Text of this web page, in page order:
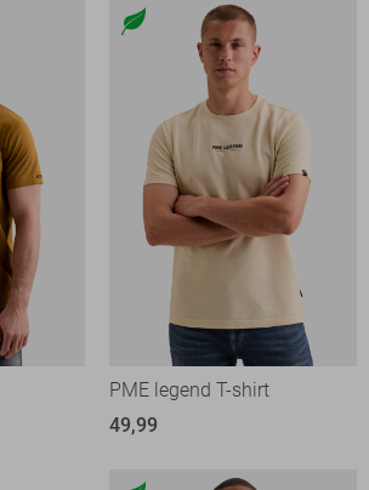
PME legend T-shirt
49,99